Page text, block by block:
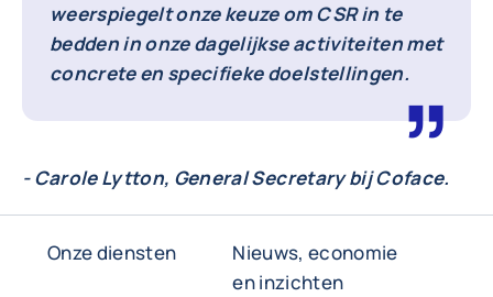
weerspiegelt onze keuze om CSR in te
bedden in onze dagelijkse activiteiten met
concrete en specifieke doelstellingen.
- Carole Lytton, General Secretary bij Coface.
Onze diensten
Nieuws, economie
en inzichten